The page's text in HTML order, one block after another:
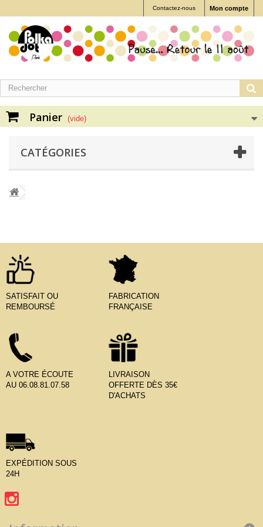
Mon compte
Contactez-nous
Panier (vide)
CATÉGORIES
SATISFAIT OU
REMBOURSÉ
FABRICATION
FRANÇAISE
A VOTRE ÉCOUTE
AU 06.08.81.07.58
LIVRAISON
OFFERTE DÈS 35€
D'ACHATS
EXPÉDITION SOUS
24H